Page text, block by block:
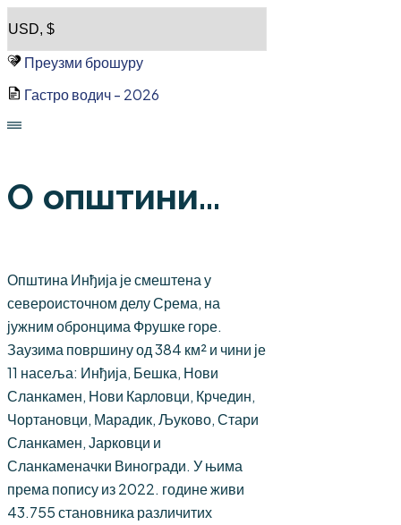
content
Преузми брошуру
Гастро водич - 2026
О општини...
Општина Инђија је смештена у
североисточном делу Срема, на
јужним обронцима Фрушке горе.
Заузима површину од 384 км² и чини је
11 насеља: Инђија, Бешка, Нови
Сланкамен, Нови Карловци, Крчедин,
Чортановци, Марадик, Љуково, Стари
Сланкамен, Јарковци и
Сланкаменачки Виногради. У њима
према попису из 2022. године живи
43.755 становника различитих